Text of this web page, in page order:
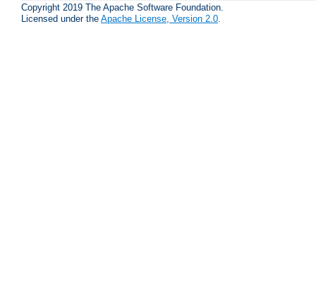
Copyright 2019 The Apache Software Foundation.
Licensed under the Apache License, Version 2.0.